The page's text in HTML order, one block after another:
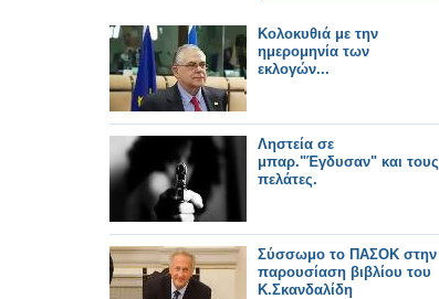
Κολοκυθιά με την
ημερομηνία των
εκλογών...
Ληστεία σε
μπαρ."Έγδυσαν" και τους
πελάτες.
Σύσσωμο το ΠΑΣΟΚ στην
παρουσίαση βιβλίου του
Κ.Σκανδαλίδη